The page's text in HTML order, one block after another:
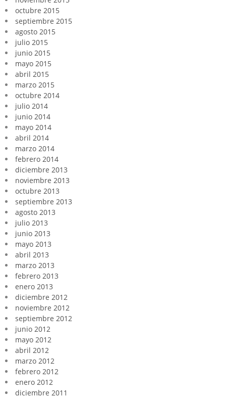
octubre 2015
septiembre 2015
agosto 2015
julio 2015
junio 2015
mayo 2015
abril 2015
marzo 2015
octubre 2014
julio 2014
junio 2014
mayo 2014
abril 2014
marzo 2014
febrero 2014
diciembre 2013
noviembre 2013
octubre 2013
septiembre 2013
agosto 2013
julio 2013
junio 2013
mayo 2013
abril 2013
marzo 2013
febrero 2013
enero 2013
diciembre 2012
noviembre 2012
septiembre 2012
junio 2012
mayo 2012
abril 2012
marzo 2012
febrero 2012
enero 2012
diciembre 2011